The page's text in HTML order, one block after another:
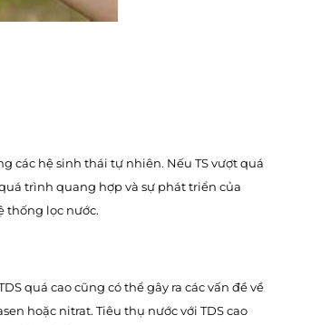
các hệ sinh thái tự nhiên. Nếu TS vượt quá
trình quang hợp và sự phát triển của
thống lọc nước.
quá cao cũng có thể gây ra các vấn đề về
hoặc nitrat. Tiêu thụ nước với TDS cao